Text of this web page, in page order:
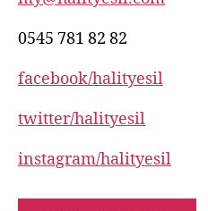
0545 781 82 82
facebook/halityesil
twitter/halityesil
instagram/halityesil